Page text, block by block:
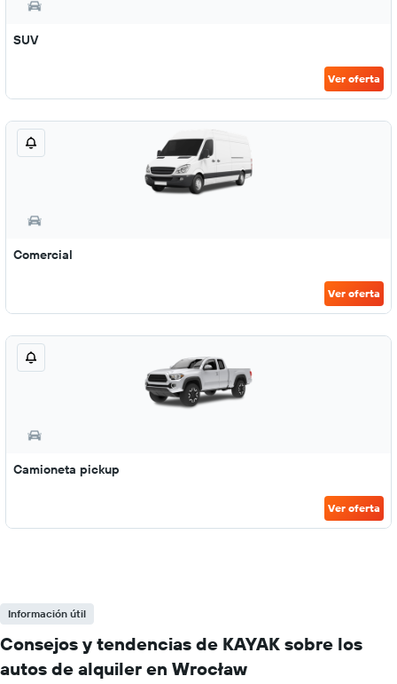
SUV
Ver oferta
Comercial
Ver oferta
Camioneta pickup
Ver oferta
Información útil
Consejos y tendencias de KAYAK sobre los
autos de alquiler en Wrocław